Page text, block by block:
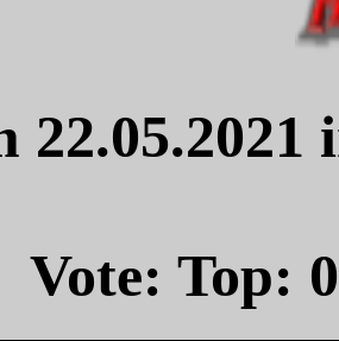
Vote: Top: 0